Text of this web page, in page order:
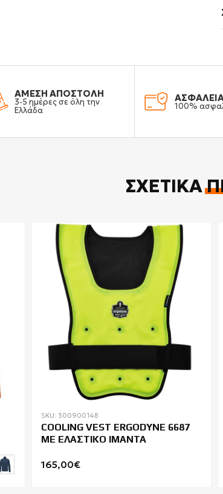
ΑΜΕΣΗ ΑΠΟΣΤΟΛΗ
3-5 ημέρες σε όλη την
Ελλάδα
100%
ΣΧΕΤΙΚΆ
SKU: 300900148
COOLING VEST ERGODYNE 6687
ΜΕ ΕΛΑΣΤΙΚΟ ΙΜΑΝΤΑ
165,00€